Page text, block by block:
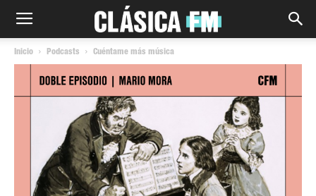
Inicio Podcasts Cuéntame más música